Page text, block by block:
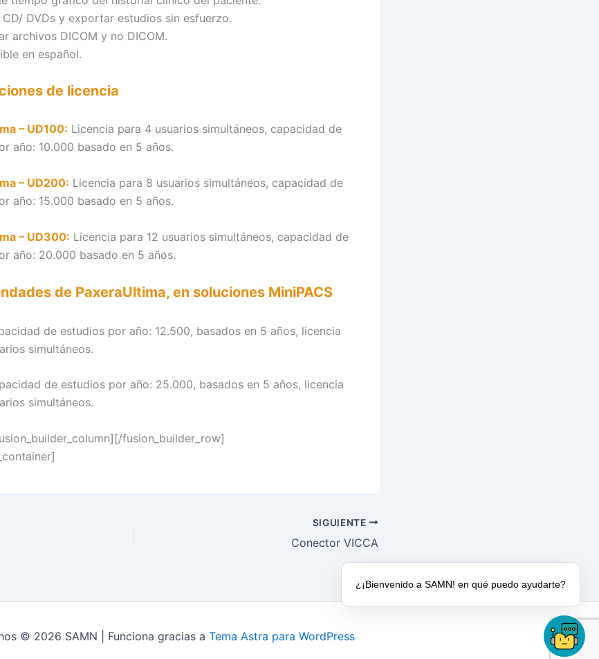
CD/ DVDs y exportar estudios sin esfuerzo.
archivos DICOM y no DICOM.
en español.
de licencia
– UD100: Licencia para 4 usuarios simultáneos, capacidad de
año: 10.000 basado en 5 años.
– UD200: Licencia para 8 usuarios simultáneos, capacidad de
año: 15.000 basado en 5 años.
– UD300: Licencia para 12 usuarios simultáneos, capacidad de
año: 20.000 basado en 5 años.
de PaxeraUltima, en soluciones MiniPACS
de estudios por año: 12.500, basados en 5 años, licencia
simultáneos.
de estudios por año: 25.000, basados en 5 años, licencia
simultáneos.
fusion_builder_row]
SIGUIENTE
Conector VICCA
© 2026 SAMN | Funciona gracias a Tema Astra para WordPress
¿¡Bienvenido a SAMN! en qué puedo ayudarte?